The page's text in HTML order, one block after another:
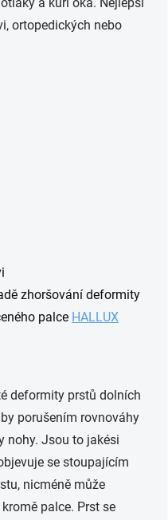
ortopedických nebo
zhoršování deformity
palce HALLUX
deformity prstů dolních
porušením rovnováhy
nohy. Jsou to jakési
se stoupajícím
nicméně může
palce. Prst se